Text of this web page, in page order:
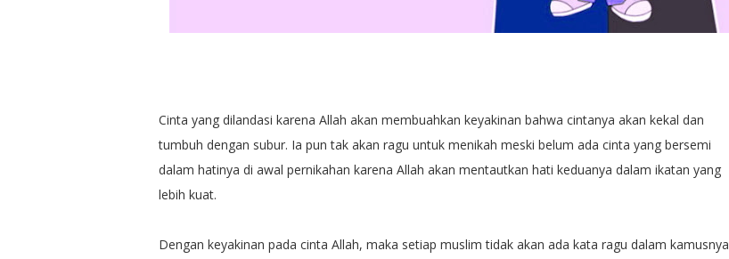
Cinta yang dilandasi karena Allah akan membuahkan keyakinan bahwa cintanya akan kekal dan
tumbuh dengan subur. Ia pun tak akan ragu untuk menikah meski belum ada cinta yang bersemi
dalam hatinya di awal pernikahan karena Allah akan mentautkan hati keduanya dalam ikatan yang
lebih kuat.
Dengan keyakinan pada cinta Allah, maka setiap muslim tidak akan ada kata ragu dalam kamusnya